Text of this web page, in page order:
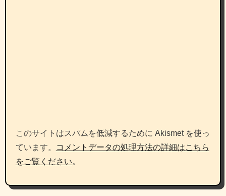
このサイトはスパムを低減するために Akismet を使っ
ています。
コメントデータの処理方法の詳細はこちら
をご覧ください。